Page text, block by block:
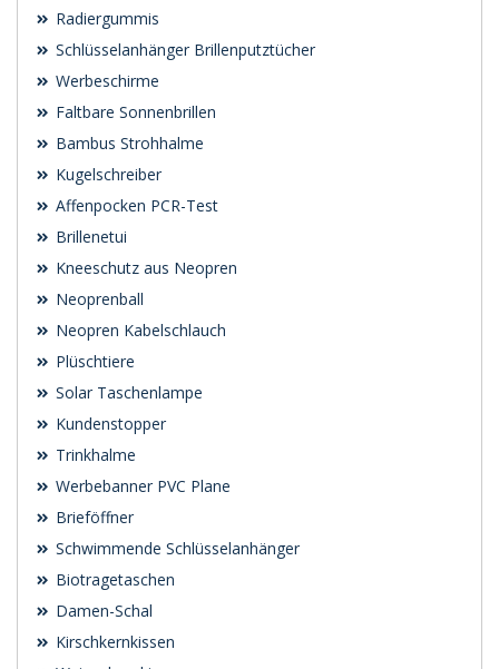
Radiergummis
Schlüsselanhänger Brillenputztücher
Werbeschirme
Faltbare Sonnenbrillen
Bambus Strohhalme
Kugelschreiber
Affenpocken PCR-Test
Brillenetui
Kneeschutz aus Neopren
Neoprenball
Neopren Kabelschlauch
Plüschtiere
Solar Taschenlampe
Kundenstopper
Trinkhalme
Werbebanner PVC Plane
Brieföffner
Schwimmende Schlüsselanhänger
Biotragetaschen
Damen-Schal
Kirschkernkissen